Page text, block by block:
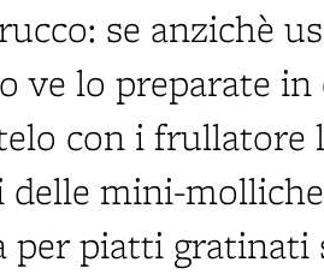
se anzichè
ve lo preparate
con i
delle mini-
per piatti gratinati